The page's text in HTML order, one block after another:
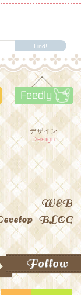
RSS
デザイン
Design
WEB
BLOG
Follow